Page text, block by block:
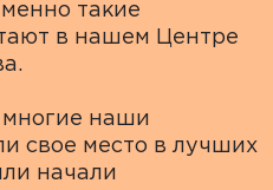
такие
в нашем Центре
многие наши
свое место в лучших
начали